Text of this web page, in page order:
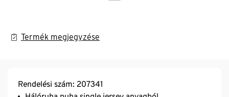
Termék megjegyzése
Rendelési szám: 207341